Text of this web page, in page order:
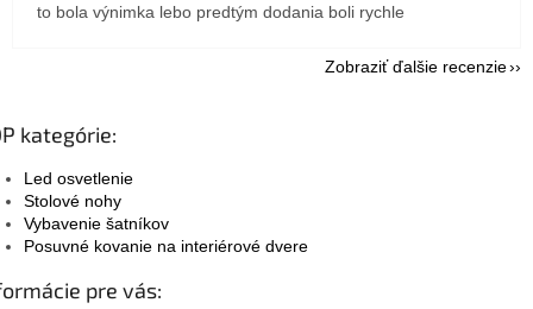
to bola výnimka lebo predtým dodania boli rychle
Zobraziť ďalšie recenzie
kategórie:
Led osvetlenie
Stolové nohy
Vybavenie šatníkov
Posuvné kovanie na interiérové dvere
pre vás: